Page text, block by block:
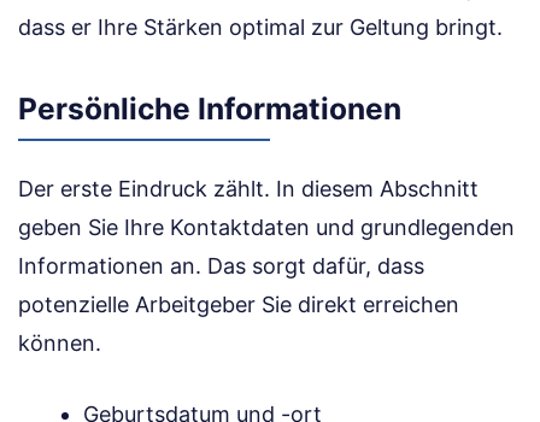
dass er Ihre Stärken optimal zur Geltung bringt.
Persönliche Informationen
Der erste Eindruck zählt. In diesem Abschnitt
geben Sie Ihre Kontaktdaten und grundlegenden
Informationen an. Das sorgt dafür, dass
potenzielle Arbeitgeber Sie direkt erreichen
können.
Geburtsdatum und -ort